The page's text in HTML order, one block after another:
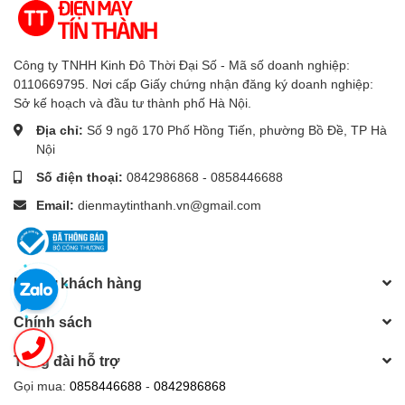
không gian, đem lại cảm giác dễ chịu, thoải mái cho người
dùng.
- Luồng gió thoải mái Coanda 3D: Máy thổi trực tiếp hơi
lạnh lên trần nhà sau đó mới vòng xuống, hơi lạnh được
tỏa đều khắp phòng, tránh thổi trực tiếp vào người.
- Hoạt động siêu êm Quiet:
điều chỉnh đến mức thấp nhất, hạn chế tiếng ồn khi máy
vận hành.
Công nghệ tiết kiệm điện
- Công nghệ Inverter:
ưu với hệ thống máy nén vận hành êm ái, bền bỉ cùng độ
ồn thấp chỉ 18/38 dB.
-Chế độmắt thần:
thông minh, trong vòng 20 phút nếu không có bất kỳ sự
Công ty TNHH Kinh Đô Thời Đại Số - Mã số doanh nghiệp:
0110669795. Nơi cấp Giấy chứng nhận đăng ký doanh nghiệp:
Sở kế hoạch và đầu tư thành phố Hà Nội.
Địa chỉ: Số 9 ngõ 170 Phố Hồng Tiến, phường Bồ Đề, TP Hà
Nội
Số điện thoại: 0842986868 - 0858446688
Email: dienmaytinthanh.vn@gmail.com
Hỗ trợ khách hàng
Chính sách
Tổng đài hỗ trợ
Gọi mua: 0858446688 - 0842986868